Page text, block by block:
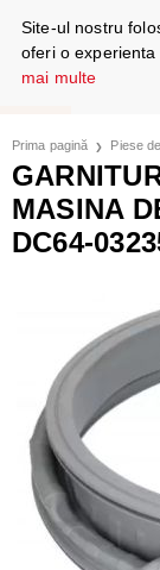
Prima pagină Piese
MASINA
DC64-
Site-ul nostru
oferi o experienta
mai multe